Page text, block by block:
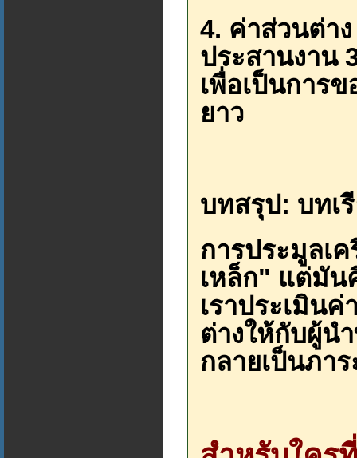
4. ค่าส่วนต่า
ประสานงาน
เพื่อเป็นการ
ยาว
บทสรุป: บทเ
การประมูลเ
เหล็ก" แต่มัน
เราประเมิน
ต่างให้กับผู้น
กลายเป็นภา